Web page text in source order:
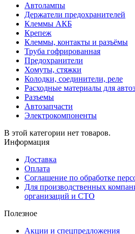
Автолампы
Держатели предохранителей
Клеммы АКБ
Крепеж
Клеммы, контакты и разъёмы
Труба гофрированная
Предохранители
Хомуты, стяжки
Колодки, соединители, реле
Расходные материалы для
Разъемы
Автозапчасти
Электрокомпоненты
В этой категории нет товаров.
Информация
Доставка
Оплата
Соглашение по обработке
Для производственных
организаций и СТО
Полезное
Акции и спецпредложения